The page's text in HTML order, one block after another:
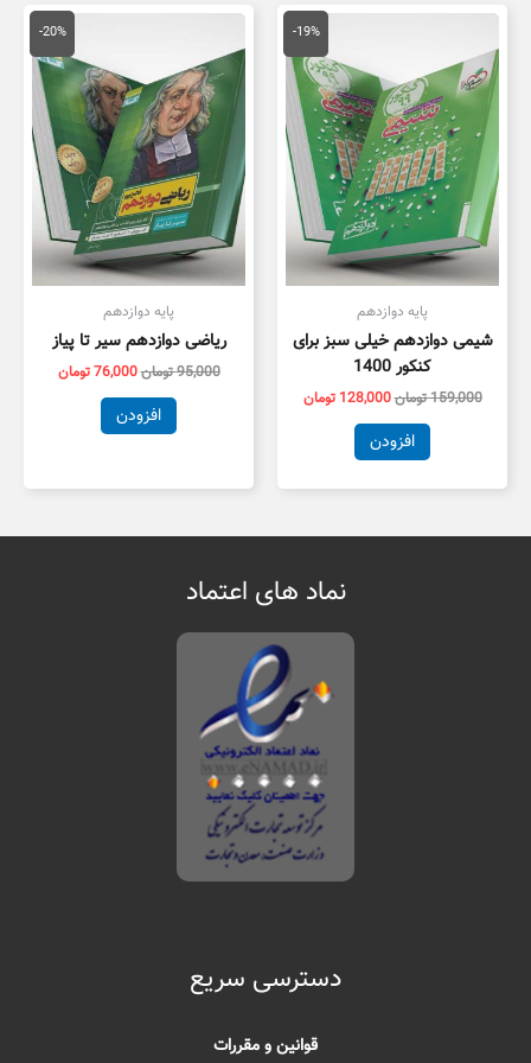
-19%
پایه دوازدهم
شیمی دوازدهم خیلی سبز برای
کنکور 1400
159,000تومان
159,000 تومان
بود.
128,000 تومان
قیمت
فعلی
128,000 تومان
است.
افزودن
-20%
پایه دوازدهم
ریاضی دوازدهم سیر تا پیاز
95,000تومان
95,000 تومان
بود.
76,000تومان
قیمت
فعلی
است.
افزودن
نماد های اعتماد
دسترسی سریع
قوانین و مقررات